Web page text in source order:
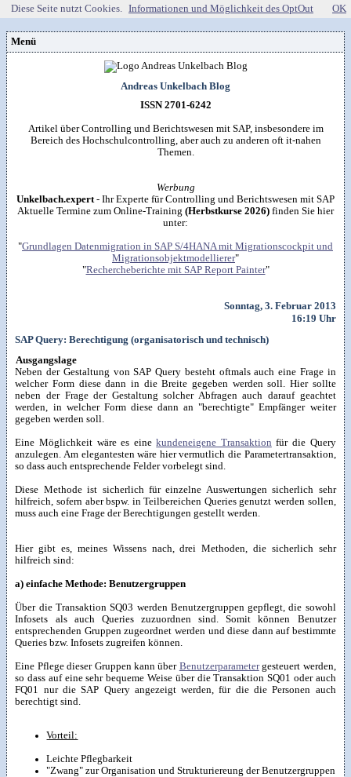
Menü
unkelbach.expert
Internet (149)
Office (90)
Artikelsuche
Apps für Android
Webempfehlungen
Workshop & Seminar
Autorenleben
Weitere Projekte
Datenschutzerklärung
Andreas Unkelbach Blog
ISSN 2701-6242
Artikel über Controlling und Berichtswesen mit SAP, insbesondere im
Bereich des Hochschulcontrolling, aber auch zu anderen oft it-nahen
Themen.
Werbung
Unkelbach.expert- Ihr Experte für Controlling und Berichtswesen mit SAP
Aktuelle Termine zum Online-Training (Herbstkurse 2026) finden Sie hier
unter:
"Grundlagen Datenmigration in SAP S/4HANA mit Migrationscockpit und
Migrationsobjektmodellierer"
"Rechercheberichte mit SAP Report Painter"
Sonntag, 3. Februar 2013
16:19 Uhr
SAP Query: Berechtigung (organisatorisch und technisch)
Ausgangslage
Neben der Gestaltung von SAP Query besteht oftmals auch eine Frage in
welcher Form diese dann in die Breite gegeben werden soll. Hier sollte
neben der Frage der Gestaltung solcher Abfragen auch darauf geachtet
werden, in welcher Form diese dann an "berechtigte" Empfänger weiter
gegeben werden soll.
Eine Möglichkeit wäre es einekundeneigene Transaktion für die Query
anzulegen. Am elegantesten wäre hier vermutlich die Parametertransaktion,
so dass auch entsprechende Felder vorbelegt sind.
Diese Methode ist sicherlich für einzelne Auswertungen sicherlich sehr
hilfreich, sofern aber bspw. in Teilbereichen Queries genutzt werden sollen,
muss auch eine Frage der Berechtigungen gestellt werden.
Hier gibt es, meines Wissens nach, drei Methoden, die sicherlich sehr
hilfreich sind:
a) einfache Methode: Benutzergruppen
Über die Transaktion SQ03 werden Benutzergruppen gepflegt, die sowohl
Infosets als auch Queries zuzuordnen sind. Somit können Benutzer
entsprechenden Gruppen zugeordnet werden und diese dann auf bestimmte
Queries bzw. Infosets zugreifen können.
Eine Pflege dieser Gruppen kann über Benutzerparametergesteuert werden,
so dass auf eine sehr bequeme Weise über die Transaktion SQ01 oder auch
FQ01 nur die SAP Query angezeigt werden, für die die Personen auch
berechtigt sind.
Vorteil:
Leichte Pflegbarkeit
"Zwang" zur Organisation und Strukturiereung der Benutzergruppen
Diese Seite nutzt Cookies. Informationen und Möglichkeit des OptOut OK